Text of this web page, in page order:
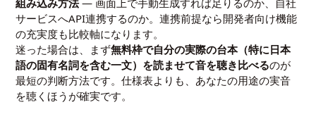
組み込み方法— 画面上で手動生成すれば足りるのか、自社
サービスへAPI連携するのか。連携前提なら開発者向け機能
の充実度も比較軸になります。
迷った場合は、まず無料枠で自分の実際の台本（特に日本
語の固有名詞を含む一文）を読ませて音を聴き比べるのが
最短の判断方法です。仕様表よりも、あなたの用途の実音
を聴くほうが確実です。